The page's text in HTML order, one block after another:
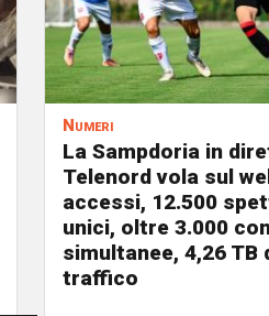
Numeri
La Sampdoria in
Telenord vola sul
accessi, 12.500
unici, oltre 3.000
simultanee, 4,26 TB
traffico